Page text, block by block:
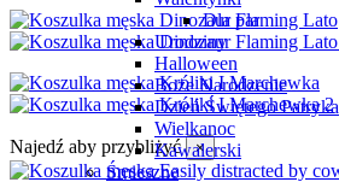
Dla par
Urodziny
Halloween
Boże Narodzenie
Dzień Świętego Patryka
Wielkanoc
Kawalerski
Śmieszne
Najedź aby przybliżyć ×